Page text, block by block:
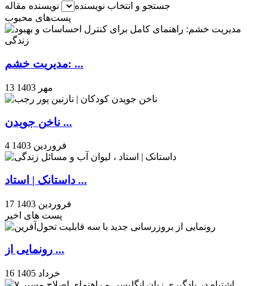
نویسنده مقاله
جستجو و انتخاب نویسنده
پست‌های محبوب
مدیریت خشم: ...
13 مهر 1403
ناخن جویدن ...
4 فروردین 1403
داستانک | استاد ...
17 فروردین 1403
پست های اخیر
رونمایی از ...
16 خرداد 1405